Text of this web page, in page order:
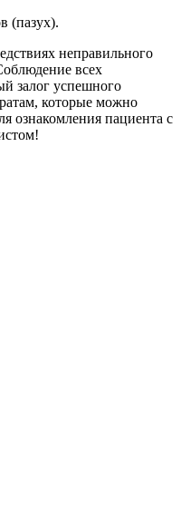
(пазух).
неправильного
всех
залог успешного
которые можно
ознакомления пациента с